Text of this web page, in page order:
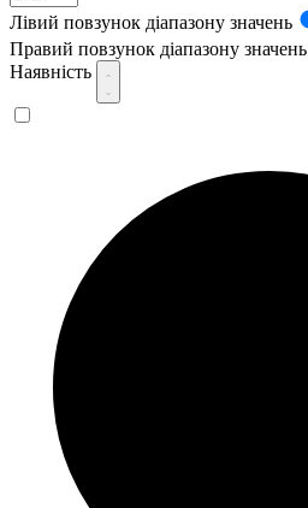
Лівий повзунок діапазону значень
Правий повзунок діапазону значень
Наявність